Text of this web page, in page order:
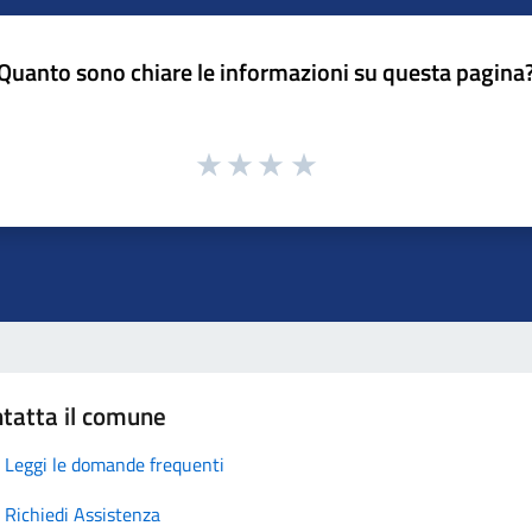
sono chiare le informazioni su questa
il comune
Leggi le domande frequenti
Richiedi Assistenza